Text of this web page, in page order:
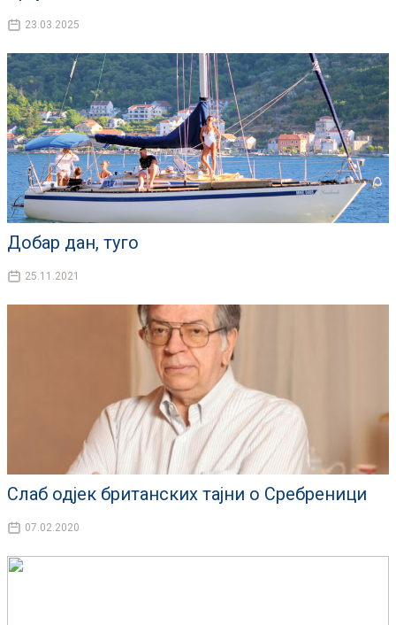
23.03.2025
Добар дан, туго
25.11.2021
Слаб одјек британских тајни о Сребреници
07.02.2020